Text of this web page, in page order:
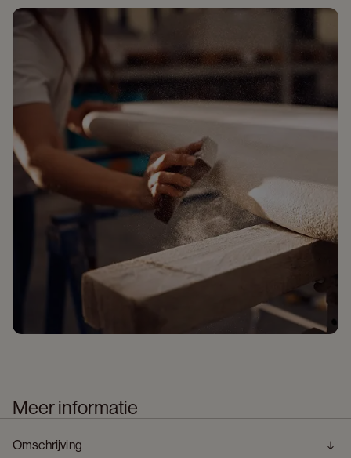
Meer informatie
Omschrijving